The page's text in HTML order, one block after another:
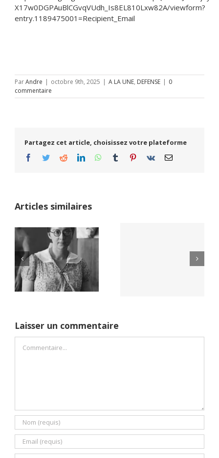
X17w0DGPAuBlCGvqVUdh_Is8EL810Lxw82A/viewform?
entry.1189475001=Recipient_Email
ParAndre | octobre 9th, 2025 | A LA UNE, DEFENSE | 0
commentaire
Partagez cet article, choisissez votre plateforme
Facebook
TwitterRedditLinkedInWhatsApp
Tumblr Pinterest
Vk Email
Articles similaires
Netflix Field of
Dreams (1989)
Yaïr Golan : une
Laisser un commentaire